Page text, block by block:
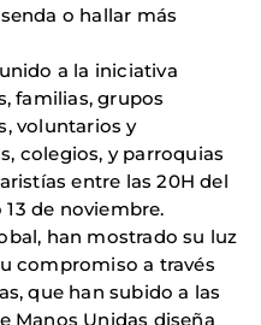
o hallar más
a la iniciativa
familias, grupos
voluntarios y
colegios, y parroquias
entre las 20H del
de noviembre.
han mostrado su luz
compromiso a través
que han subido a las
Manos Unidas diseña